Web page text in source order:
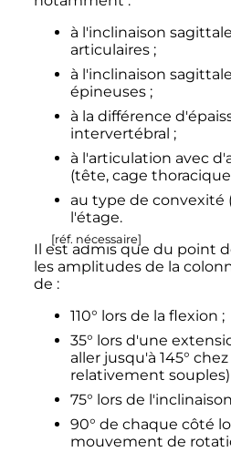
à l'inclinaison
articulaires ;
à l'inclinaison
épineuses ;
à la différence
intervertébral ;
à l'articulation avec
(tête, cage
au type de convexité
l'étage.
Il est admis que du point
les amplitudes de la
de :
110° lors de la flexion ;
35° lors d'une
aller jusqu'à 145°
relativement souples)
75° lors de
90° de chaque côté
mouvement de
[réf. nécessaire]